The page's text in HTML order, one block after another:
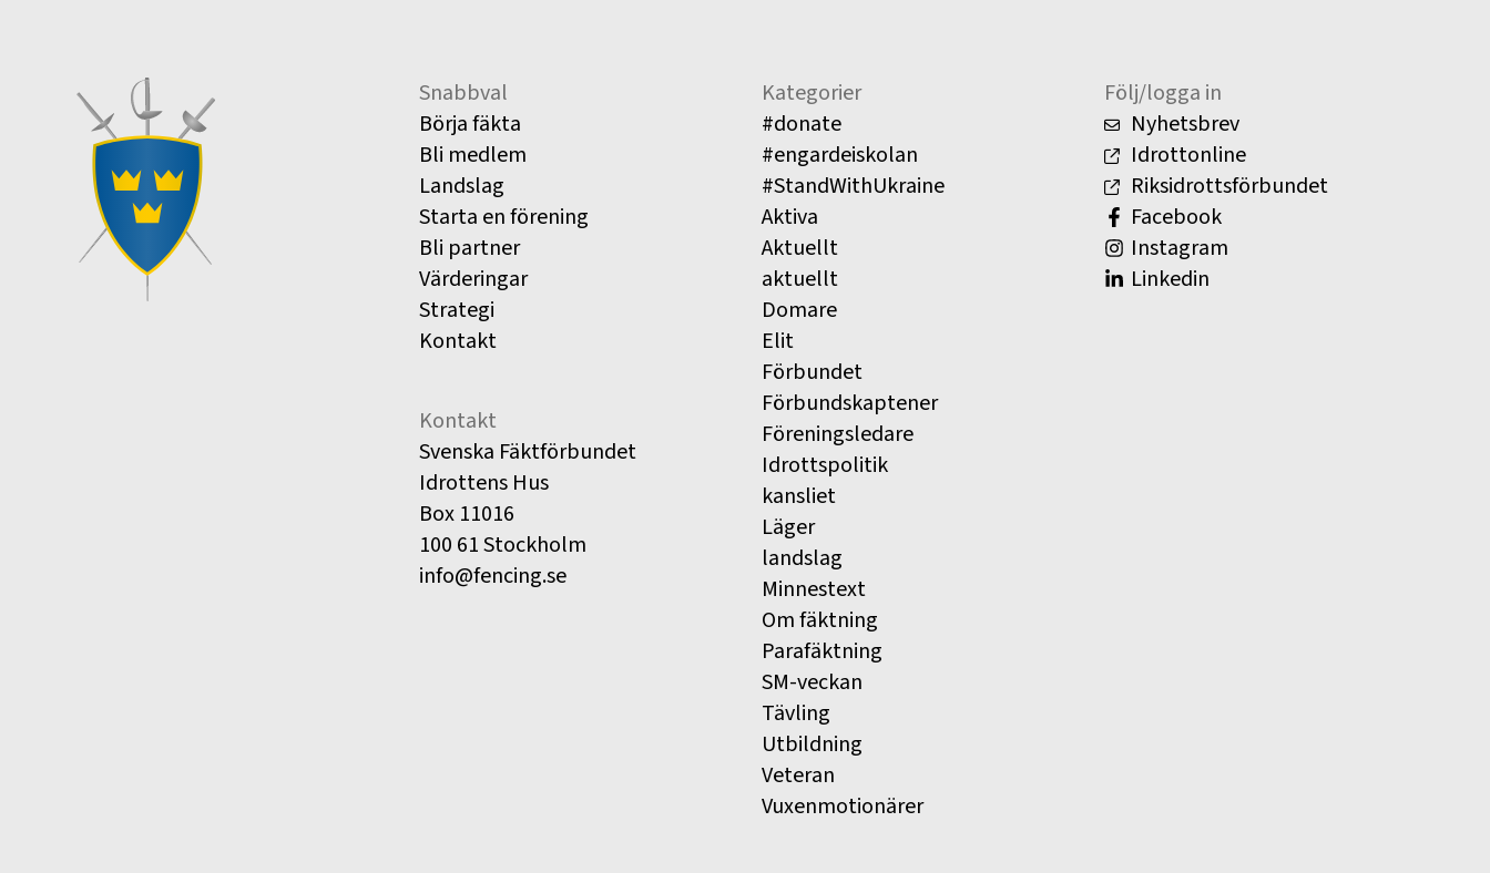
Snabbval
Börja fäkta
Bli medlem
Landslag
Starta en förening
Bli partner
Värderingar
Strategi
Kontakt
Kontakt
Svenska Fäktförbundet
Idrottens Hus
Box 11016
100 61 Stockholm
info@fencing.se
Kategorier
#donate
#engardeiskolan
#StandWithUkraine
Aktiva
Aktuellt
aktuellt
Domare
Elit
Förbundet
Förbundskaptener
Föreningsledare
Idrottspolitik
kansliet
Läger
landslag
Minnestext
Om fäktning
Parafäktning
SM-veckan
Tävling
Utbildning
Veteran
Vuxenmotionärer
Följ/logga in
Nyhetsbrev
Idrottonline
Riksidrottsförbundet
Facebook
Instagram
Linkedin